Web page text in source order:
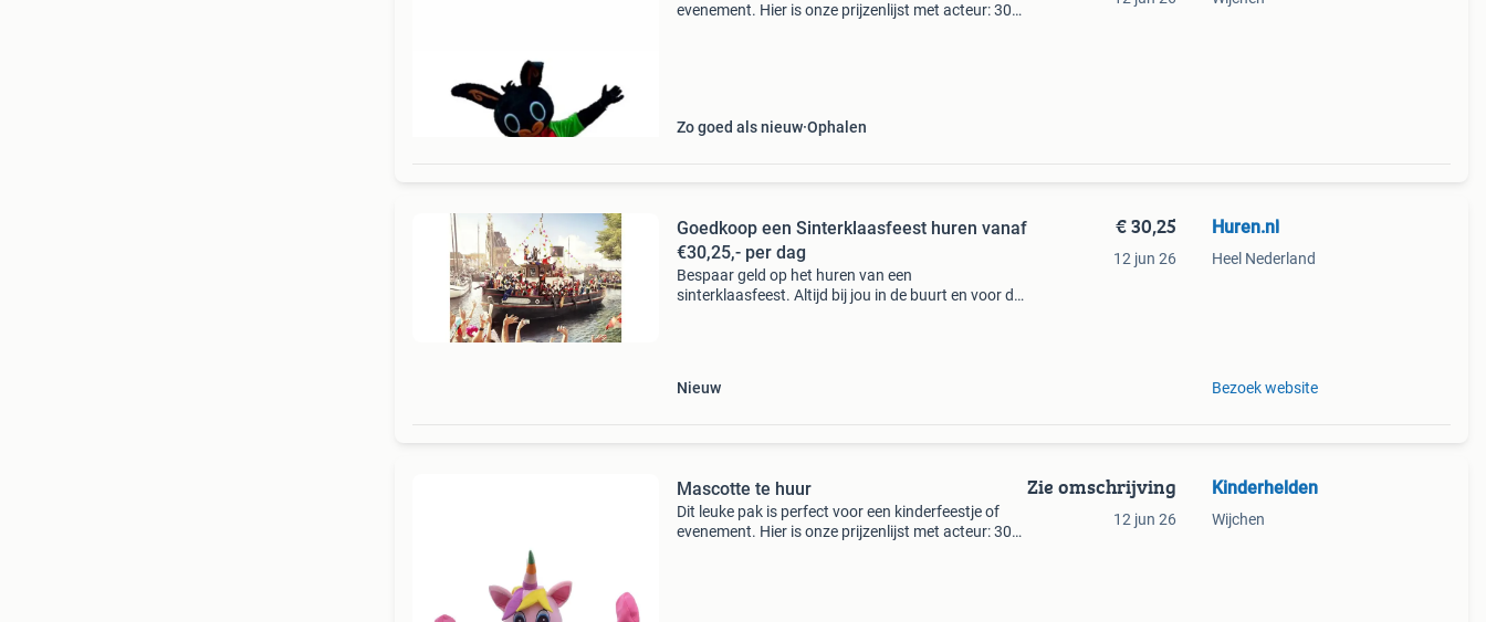
evenement. Hier is onze prijzenlijst met acteur: 30
Zo goed als nieuw Ophalen
Goedkoop een Sinterklaasfeest huren vanaf
€30,25,- per dag
Bespaar geld op het huren van een
sinterklaasfeest. Altijd bij jou in de buurt en voor de
Nieuw
€ 30,25
12 jun 26
Huren.nl
Heel Nederland
Bezoek website
Mascotte te huur
Dit leuke pak is perfect voor een kinderfeestje of
evenement. Hier is onze prijzenlijst met acteur: 30
Zie omschrijving
12 jun 26
Kinderhelden
Wijchen